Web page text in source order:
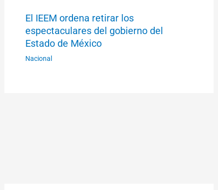
El IEEM ordena retirar los
espectaculares del gobierno del
Estado de México
Nacional